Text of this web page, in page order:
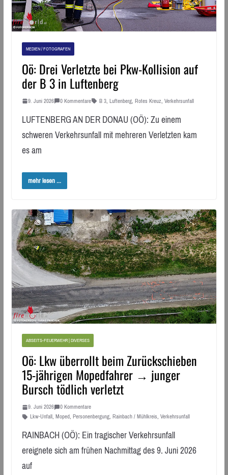
MEDIEN / FOTOGRAFEN
Oö: Drei Verletzte bei Pkw-Kollision auf
der B 3 in Luftenberg
9. Juni 2026 0 Kommentare B 3, Luftenberg, Rotes Kreuz, Verkehrsunfall
LUFTENBERG AN DER DONAU (OÖ): Zu einem
schweren Verkehrsunfall mit mehreren Verletzten kam
es am
mehr lesen ...
ABSEITS-FEUERWEHR | DIVERSES
Oö: Lkw überrollt beim Zurückschieben
15-jährigen Mopedfahrer → junger
Bursch tödlich verletzt
9. Juni 2026
0 Kommentare
Lkw-Unfall, Moped, Personenbergung, Rainbach / Mühlkreis, Verkehrsunfall
RAINBACH (OÖ): Ein tragischer Verkehrsunfall
ereignete sich am frühen Nachmittag des 9. Juni 2026
auf